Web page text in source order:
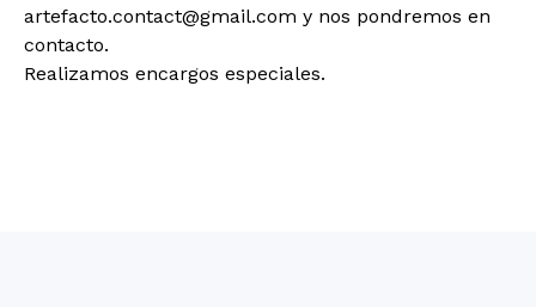
artefacto.contact@gmail.com y nos pondremos en
contacto.
Realizamos encargos especiales.